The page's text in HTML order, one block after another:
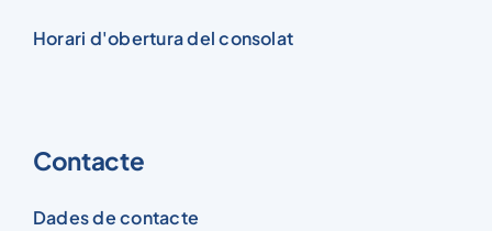
Horari d'obertura del consolat
Contacte
Dades de contacte